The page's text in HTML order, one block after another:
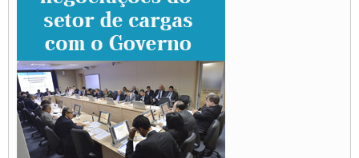
Paulinho e Litti debatem política global para transporte rodoviário de cargas na
SUTCRA no Uruguai
Grande Conquista da Categoria transporte de Cargas e Caminhoneiros Autonomos
ENCONTRO INTERNACIONAL EM APOIO A CLASSE TRABALHADORA
DO BRASIL E A ELEIÇÃO 2022
Carta às Brasileiras e aos Brasileiros em Defesa do Estado Democrático de Direito
Paulinho, presidente da CNTTL, faz balanço do 3º Congresso da CNTTL
Caminhoneiros aprovam greve a partir do 1º de novembro
Rodoviários de Feira Santana fazem Assembleia para avaliar proposta de reajuste